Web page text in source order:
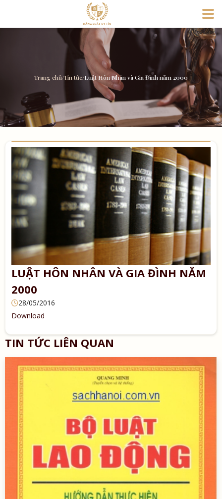
Trang chủ/Tin tức/Luật Hôn Nhân và Gia Đình năm 2000
LUẬT HÔN NHÂN VÀ GIA ĐÌNH NĂM
2000
28/05/2016
Download
TIN TỨC LIÊN QUAN